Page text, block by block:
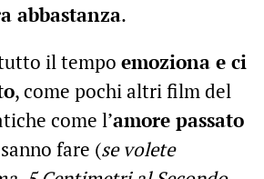
abbastanza.
il tempo emoziona e ci
, come pochi altri film del
come l’amore passato
sanno fare (se volete